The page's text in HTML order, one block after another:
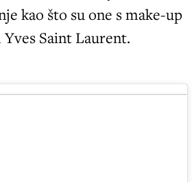
kao što su one s make-up
Saint Laurent.